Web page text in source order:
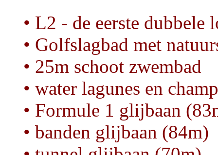
• L2 - de eerste
• Golfslagbad met
• 25m schoot zwembad
• water lagunes en
• Formule 1 glijbaan
• banden glijbaan (84m)